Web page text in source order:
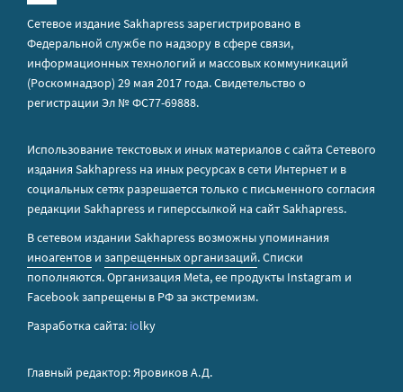
Сетевое издание Sakhapress зарегистрировано в
Федеральной службе по надзору в сфере связи,
информационных технологий и массовых коммуникаций
(Роскомнадзор) 29 мая 2017 года. Свидетельство о
регистрации Эл № ФС77-69888.
Использование текстовых и иных материалов с сайта Сетевого
издания Sakhapress на иных ресурсах в сети Интернет и в
социальных сетях разрешается только с письменного согласия
редакции Sakhapress и гиперссылкой на сайт Sakhapress.
В сетевом издании Sakhapress возможны упоминания
иноагентов и запрещенных организаций. Списки
пополняются. Организация Metа, ее продукты Instagram и
Facebook запрещены в РФ за экстремизм.
Разработка сайта: iolky
Главный редактор: Яровиков А.Д.